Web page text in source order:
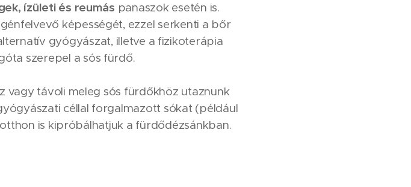
ízületi és reumás panaszok esetén is.
képességét, ezzel serkenti a bőr
gyógyászat, illetve a fizikoterápia
szerepel a sós fürdő.
vagy távoli meleg sós fürdőkhöz utaznunk
céllal forgalmazott sókat (például
is kipróbálhatjuk a fürdődézsánkban.